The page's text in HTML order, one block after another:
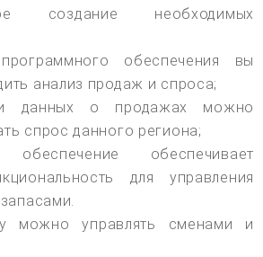
создание необходимых
обеспечения вы
анализ продаж и спроса;
данных о продажах можно
спрос данного региона;
обеспечение обеспечивает
для управления
можно управлять сменами и